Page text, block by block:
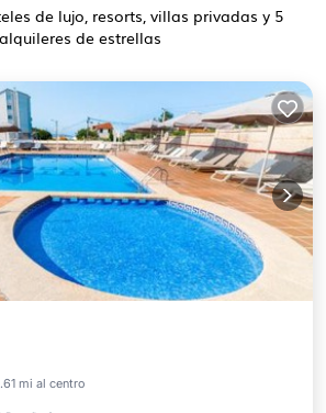
de lujo, resorts, villas privadas y 5
alquileres de estrellas
mi al centro
mar Aparcamiento